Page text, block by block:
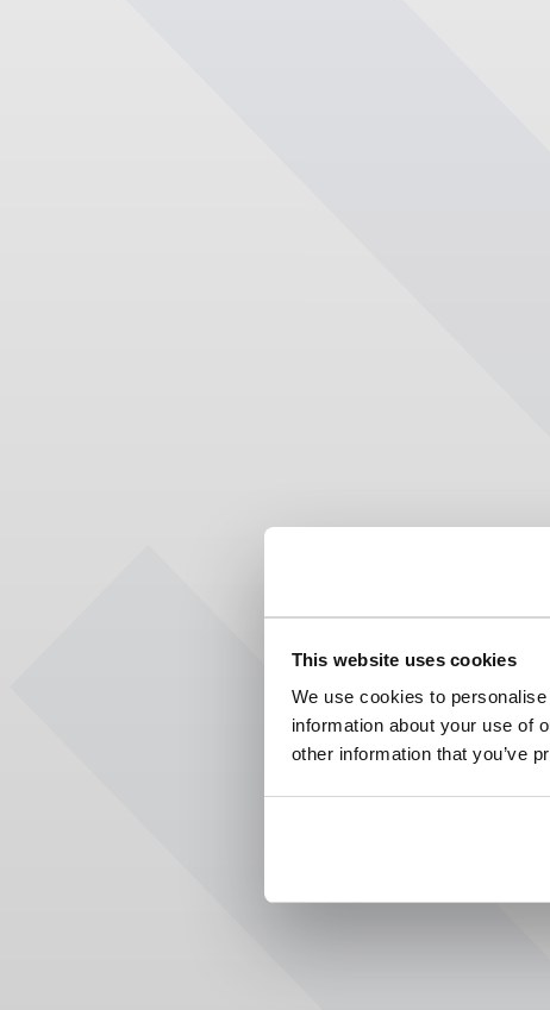
This website uses cookies
We use cookies to
information about your use of
other information that you’ve